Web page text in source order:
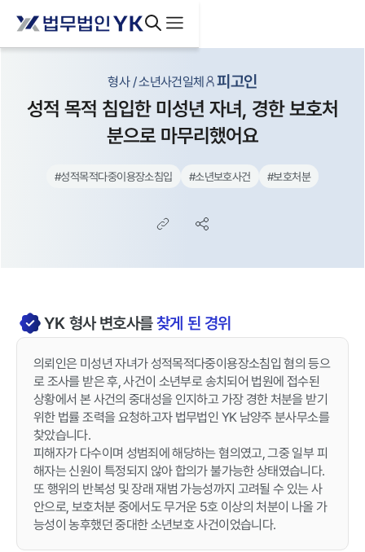
형사 / 소년사건일체 피고인
성적 목적 침입한 미성년 자녀, 경한 보호처
분으로 마무리했어요
#성적목적다중이용장소침입 #소년보호사건 #보호처분
YK형사변호사를찾게 된 경위
의뢰인은 미성년 자녀가 성적목적다중이용장소침입 혐의 등으
로 조사를 받은 후, 사건이 소년부로 송치되어 법원에 접수된
상황에서 본 사건의 중대성을 인지하고 가장 경한 처분을 받기
위한 법률 조력을 요청하고자 법무법인 YK 남양주 분사무소를
찾았습니다.
피해자가 다수이며 성범죄에 해당하는 혐의였고, 그중 일부 피
해자는 신원이 특정되지 않아 합의가 불가능한 상태였습니다.
또 행위의 반복성 및 장래 재범 가능성까지 고려될 수 있는 사
안으로, 보호처분 중에서도 무거운 5호 이상의 처분이 나올 가
능성이 농후했던 중대한 소년보호 사건이었습니다.